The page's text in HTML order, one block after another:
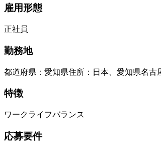
雇用形態
正社員
勤務地
都道府県 ： 愛知県住所 ： 日本、愛知県名古
特徴
ワークライフバランス
応募要件